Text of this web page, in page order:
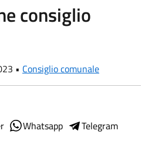
consiglio
• Consiglio comunale
Whatsapp
Telegram